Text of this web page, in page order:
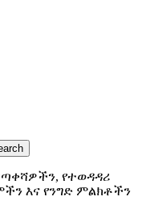
የተወዳዳሪ
እና የንግድ ምልክቶችን